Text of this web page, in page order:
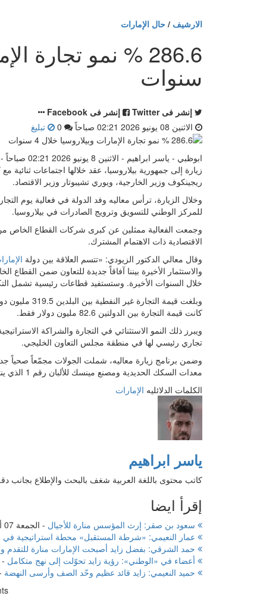
الارشيف / حال الإمارات
سنوات
إنشر فى Twitter
إنشر فى Facebook
الاثنين 08 يونيو 2026 02:21 صباحاً
تبليغ
ابوظبي -
زيارة إلى جمهورية بيلاروسيا، عقد خلالها اجتماعات
ريجينكوف وزير الخارجية، ويوري تشيبوتار وزير الاقتصاد.
وخلال الزيارة، ترأس معاليه وفد الدولة في فعالية يوم
للمركز الوطني للتسويق وترويج الصادرات في بيلاروسيا.
وجمعت الفعالية ممثلين عن كبرى شركات القطاع الخاص
الاقتصادية ذات الاهتمام المشترك.
وقال معالي الدكتور الزيودي: «تتسم العلاقة بين دولة
والاستثمار الأخيرة بيننا آفاقاً جديدة للتعاون ضمن القطاع
خلال السنوات الأخيرة. وستستفيد قطاعات رئيسية تشمل
كانت قيمة التجارة بين الدولتين 82.6 مليون دولار فقط.
ويبرز ذلك النمو الاستثنائي في التجارة والشراكة
تجاري رئيسي لها في منطقة مجلس التعاون الخليجي.
وضمن برنامج زيارة معاليه، شملت الجولات مجمّعاً صحياً
معدات السكك الحديدية ومصنع مينسك للألبان رقم 1 الذي ينتج أكثر من 300 منتج بما في ذلك 900 طن من الحليب يومياً.
الكلمات الدلائليه الإمارات
ياسر ابراهيم
كاتب محتوى باللغة العربية شغف بالبحث والإطلاع بجانب
إقرأ ايضا
سعود بن صقر: إرث المؤسس منارة للأجيال - الجمعة 07 أغسطس 2026 05:20 صباحاً
عمار النعيمي: «شرطة المستقبل» محطة استراتيجية في
حمد الشرقي: بفضل زايد أصبحت الإمارات منارة للتقدم
أعضاء في «الوطني»: رؤية زايد تحوّلت إلى نهج متكامل -
حميد النعيمي: زايد قائد عظيم وحّد الصف وأرسى النهضة